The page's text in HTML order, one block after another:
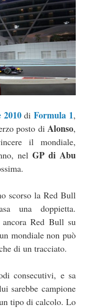
diFormula 1,
posto di Alonso,
il mondiale,
nel GP di Abu
scorso la Red Bull
una doppietta.
ancora Red Bull su
mondiale non può
di un tracciato.
consecutivi, e sa
sarebbe campione
tipo di calcolo. Lo